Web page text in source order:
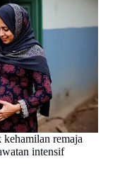
remaja
intensif